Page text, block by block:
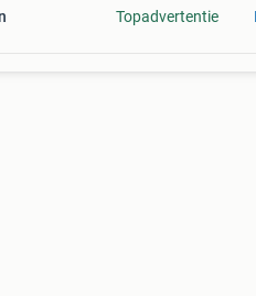
Topadvertentie